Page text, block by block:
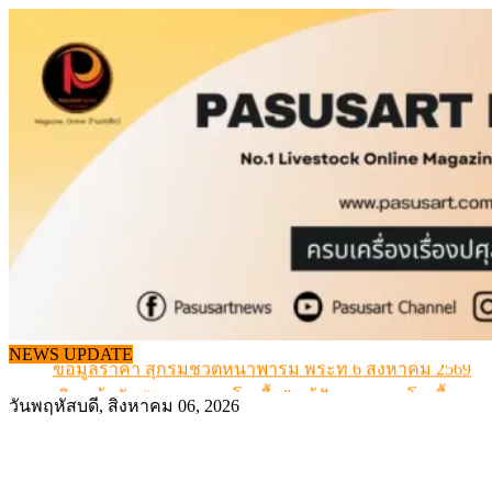
content
NEWS UPDATE
จากเครื่องดนตรีพื้นบ้านอีสาน สู่ “แคนมิลค์” แบรนด์นมโค
แท้
ข้อมูลราคา สุกรมีชีวิตหน้าฟาร์ม พระที่ 6 สิงหาคม 2569
เดินหน้าดัน “ราคากลางโคเนื้อ” แก้ปัญหาราคาโคเนื้อตก
วันพฤหัสบดี, สิงหาคม 06, 2026